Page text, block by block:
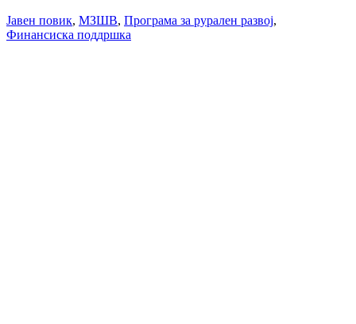
Јавен повик, МЗШВ, Програма за рурален развој,
Финансиска поддршка